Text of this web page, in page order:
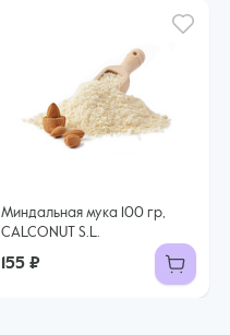
Миндальная мука 100 гр,
CALCONUT S.L.
155 ₽